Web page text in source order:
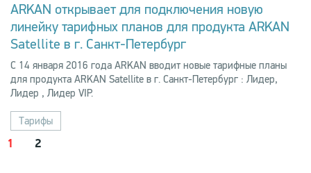
ARKAN открывает для подключения новую
линейку тарифных планов для продукта ARKAN
Satellite в г. Санкт-Петербург
С 14 января 2016 года ARKAN вводит новые тарифные планы
для продукта ARKAN Satellite в г. Санкт-Петербург : Лидер,
Лидер , Лидер VIP.
Тарифы
1 2